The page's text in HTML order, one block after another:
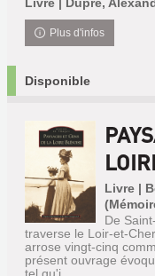
Plus d'infos
Disponible
Livre |
De
traverse le Loir-et-
arrose vingt-cinq
présent ouvrage